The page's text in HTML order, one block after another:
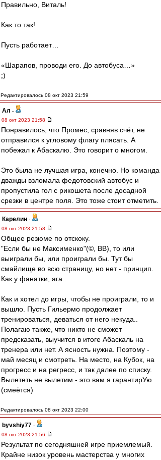
Правильно, Виталь!
Как то так!
Пусть работает…
«Шарапов, проводи его. До автобуса…»
;)
Редактировалось 08 окт 2023 21:59
Ал -
08 окт 2023 21:58
Понравилось, что Промес, сравняв счёт, не
отправился к угловому флагу плясать. А
побежал к Абаскалю. Это говорит о многом.
Это была не лучшая игра, конечно. Но команда
дважды взломала федотовский автобус и
пропустила гол с рикошета после досадной
срезки в центре поля. Это тоже стоит отметить.
Карелин -
08 окт 2023 21:58
Общее резюме по отскоку.
"Если бы не Максименко"(©, ВВ), то или
выиграли бы, или проиграли бы. Тут бы
смайлище во всю страницу, но нет - принцип.
Как у фанатки, ага..
Как и хотел до игры, чтобы не проиграли, то и
вышло. Пусть Гильермо продолжает
тренироваться, деваться от него некуда..
Полагаю также, что никто не сможет
предсказать, выучится в итоге Абаскаль на
тренера или нет. А ясность нужна. Поэтому -
май месяц и смотреть. На место, на Кубок, на
прогресс и на регресс, и так далее по списку.
Вылететь не вылетим - это вам я гарантирУю
(смеётся)
Редактировалось 08 окт 2023 22:00
byvshiy77 -
08 окт 2023 21:56
Результат по сегодняшней игре приемлемый.
Крайне низок уровень мастерства у многих